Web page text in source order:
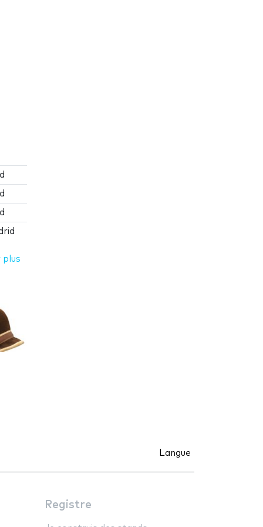
Langue
Registre